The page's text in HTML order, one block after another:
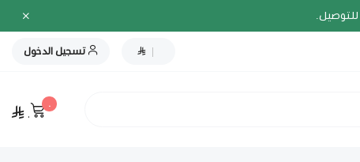
| تسجيل الدخول
٠
٠